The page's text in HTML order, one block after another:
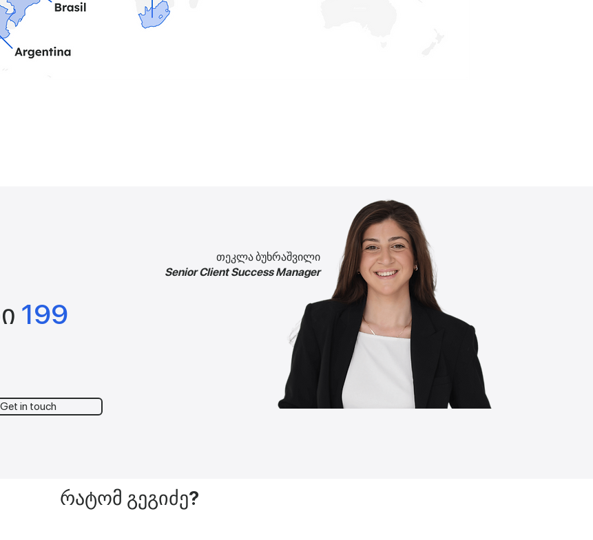
199
Get in touch
თეკლა ბუხრაშვილი
Senior Client Success Manager
რატომ გეგიძე?